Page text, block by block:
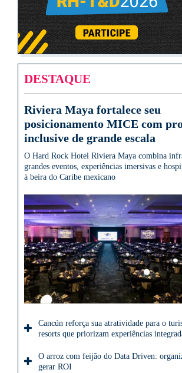
DESTAQUE
Riviera Maya fortalece seu
posicionamento MICE com
inclusive de grande escala
O Hard Rock Hotel Riviera Maya combina
grandes eventos, experiências imersivas e
à beira do Caribe mexicano
Cancún reforça sua atratividade para o
resorts que priorizam experiências
O arroz com feijão do Data Driven:
gerar ROI